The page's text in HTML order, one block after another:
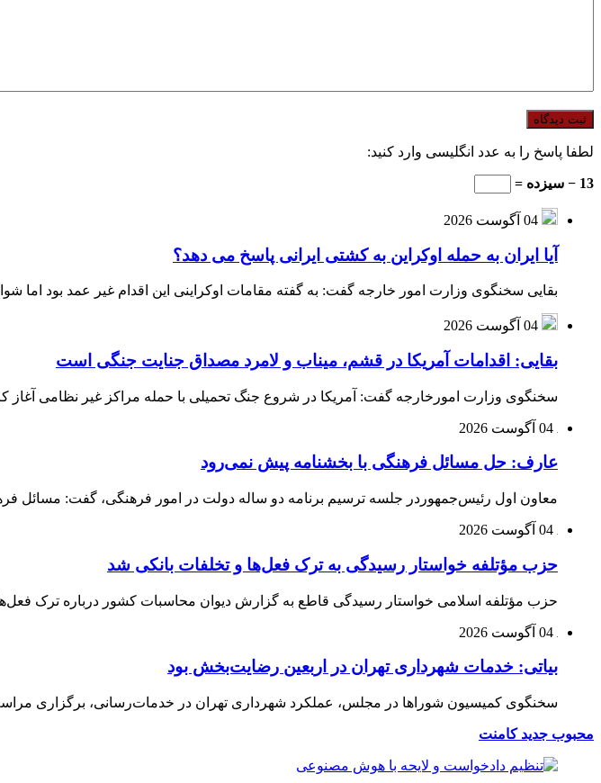
لطفا پاسخ را به عدد انگلیسی وارد کنید:
13 − سیزده =
04 آگوست 2026
آیا ایران به حمله اوکراین به کشتی ایرانی پاسخ می دهد؟
بقایی سخنگوی وزارت امور خارجه گفت: به گفته مقامات اوکراینی این اقدام غیر عمد بود اما
04 آگوست 2026
بقایی: اقدامات آمریکا در قشم، میناب و لامرد مصداق جنایت جنگی است
سخنگوی وزارت امورخارجه گفت: آمریکا در شروع جنگ تحمیلی با حمله مراکز غیر نظامی آغاز
04 آگوست 2026
عارف: حل مسائل فرهنگی با بخشنامه پیش نمی‌رود
معاون اول رئیس‌جمهوردر جلسه ترسیم برنامه دو ساله دولت در امور فرهنگی، گفت: مسائل
04 آگوست 2026
حزب مؤتلفه خواستار رسیدگی به ترک فعل‌ها و تخلفات بانکی شد
حزب مؤتلفه اسلامی خواستار رسیدگی قاطع به گزارش دیوان محاسبات کشور درباره ترک
04 آگوست 2026
بیاتی: خدمات شهرداری تهران در اربعین رضایت‌بخش بود
سخنگوی کمیسیون شوراها در مجلس، عملکرد شهرداری تهران در خدمات‌رسانی، برگزاری
محبوب جدیدکامنت